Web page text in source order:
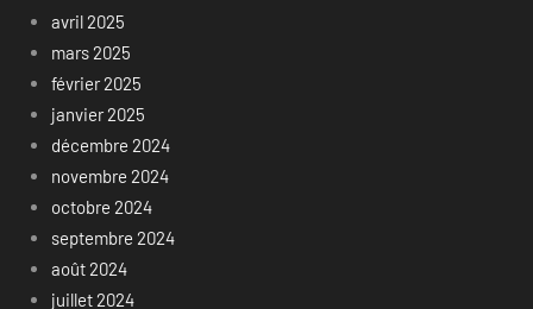
avril 2025
mars 2025
février 2025
janvier 2025
décembre 2024
novembre 2024
octobre 2024
septembre 2024
août 2024
juillet 2024